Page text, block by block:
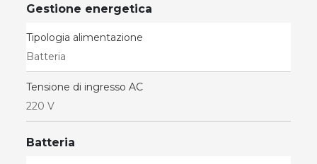
Gestione energetica
Tipologia alimentazione
Batteria
Tensione di ingresso AC
220 V
Batteria